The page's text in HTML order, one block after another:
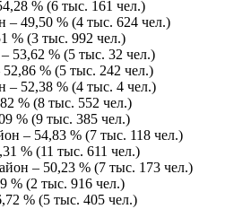
% (6 тыс. 161 чел.)
49,50 % (4 тыс. 624 чел.)
% (3 тыс. 992 чел.)
53,62 % (5 тыс. 32 чел.)
% (5 тыс. 242 чел.)
– 52,38 % (4 тыс. 4 чел.)
% (8 тыс. 552 чел.)
% (9 тыс. 385 чел.)
– 54,83 % (7 тыс. 118 чел.)
% (11 тыс. 611 чел.)
– 50,23 % (7 тыс. 173 чел.)
% (2 тыс. 916 чел.)
% (5 тыс. 405 чел.)